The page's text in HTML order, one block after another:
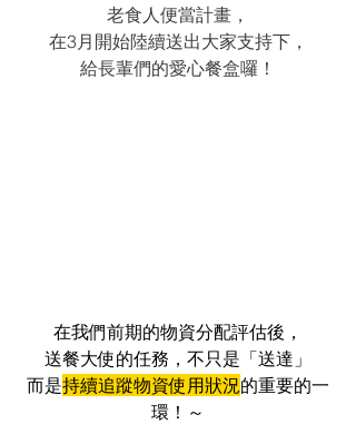
老食人便當計畫，
在3月開始陸續送出大家支持下，
給長輩們的愛心餐盒囉！
在我們前期的物資分配評估後，
送餐大使的任務，不只是「送達」
而是持續追蹤物資使用狀況的重要的一
環！～